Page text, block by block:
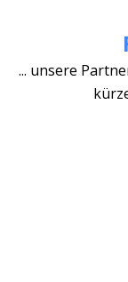
... unsere